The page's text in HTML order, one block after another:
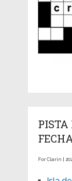
PISTA
For Clarín |